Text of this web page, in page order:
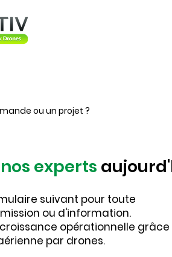
ou un projet ?
experts
suivant pour toute
ou d'information.
opérationnelle grâce
par drones.